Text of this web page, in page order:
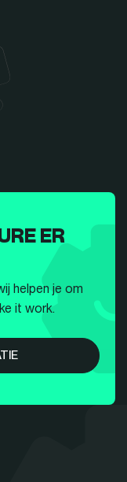
ER
helpen je om
it work.